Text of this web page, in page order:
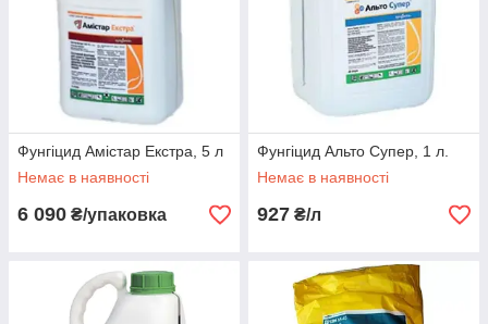
Фунгіцид Амістар Екстра, 5 л
Немає в наявності
6 090 ₴/упаковка
Фунгіцид Альто Супер, 1 л.
Немає в наявності
927 ₴/л